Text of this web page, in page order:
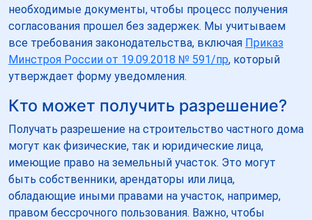
необходимые документы, чтобы процесс получения
согласования прошел без задержек. Мы учитываем
все требования законодательства, включая Приказ
Минстроя России от 19.09.2018 № 591/пр, который
утверждает форму уведомления.
Кто может получить разрешение?
Получать разрешение на строительство частного дома
могут как физические, так и юридические лица,
имеющие право на земельный участок. Это могут
быть собственники, арендаторы или лица,
обладающие иными правами на участок, например,
правом бессрочного пользования. Важно, чтобы